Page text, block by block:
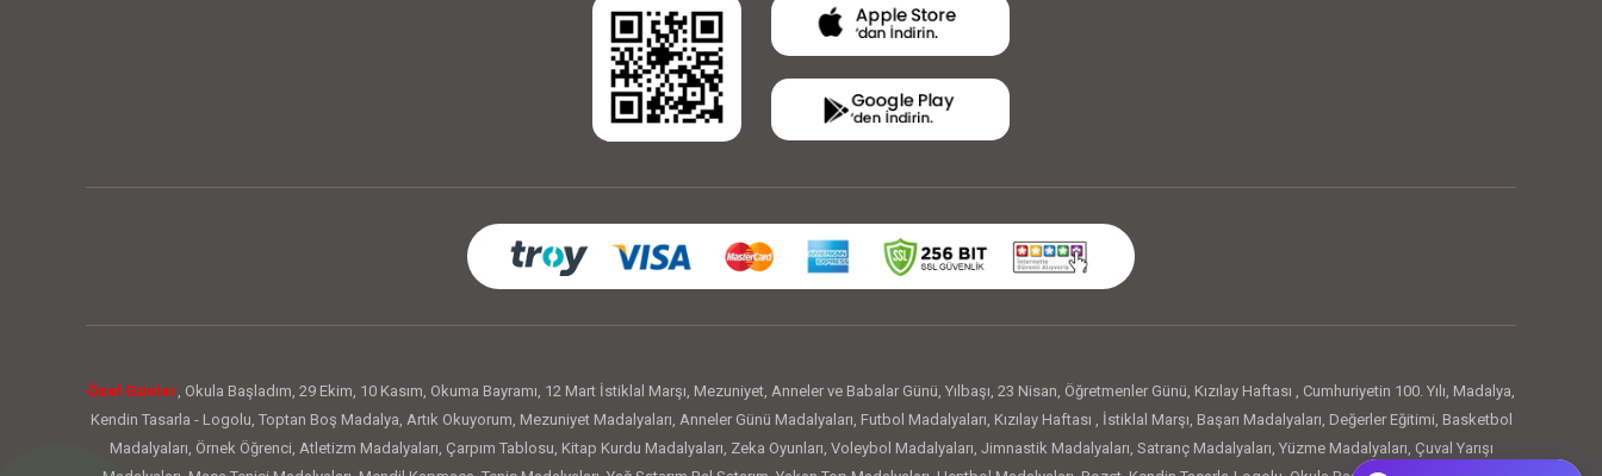
Özel Günler, Okula Başladım, 29 Ekim, 10 Kasım, Okuma Bayramı, 12 Mart İstiklal Marşı, Mezuniyet, Anneler ve Babalar Günü, Yılbaşı, 23 Nisan, Öğretmenler Günü, Kızılay Haftası , Cumhuriyetin 100. Yılı, Madalya,
Kendin Tasarla - Logolu, Toptan Boş Madalya, Artık Okuyorum, Mezuniyet Madalyaları, Anneler Günü Madalyaları, Futbol Madalyaları, Kızılay Haftası , İstiklal Marşı, Başarı Madalyaları, Değerler Eğitimi, Basketbol
Madalyaları, Örnek Öğrenci, Atletizm Madalyaları, Çarpım Tablosu, Kitap Kurdu Madalyaları, Zeka Oyunları, Voleybol Madalyaları, Jimnastik Madalyaları, Satranç Madalyaları, Yüzme Madalyaları, Çuval Yarışı